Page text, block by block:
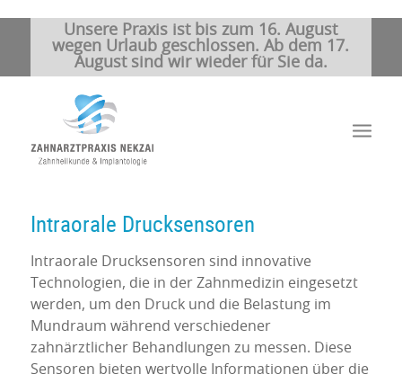
Unsere Praxis ist bis zum 16. August
wegen Urlaub geschlossen. Ab dem 17.
August sind wir wieder für Sie da.
Intraorale Drucksensoren
Intraorale Drucksensoren sind innovative
Technologien, die in der Zahnmedizin eingesetzt
werden, um den Druck und die Belastung im
Mundraum während verschiedener
zahnärztlicher Behandlungen zu messen. Diese
Sensoren bieten wertvolle Informationen über die